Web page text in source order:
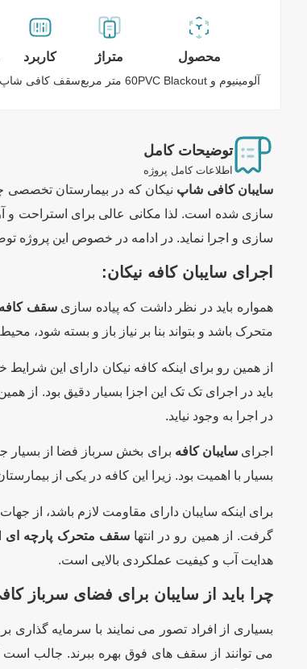
محصول
آلومینیوم و PVC Blackout
متراژ
60 متر مربع
کاربرد
سقف کافی شاپ
توضیحات کامل
اطلاعات کامل پروژه
سایبان کافی شاپ نیکان که در بیمارستان تخصصی
سازی شده است. لذا مکانی عالی برای استراحت و
سازی و اجرا نماید. در ادامه در خصوص این پروژه
اجرای سایبان کافه نیکان:
همواره باید در نظر داشت که پیاده سازیسقف کافه
متحرک باشد و بتواند بنا بر نیاز باز و بسته شود،
از همین رو برای اینکه کافه نیکان دارای این
باید در اجرای تک تک این اجزا بسیار دقیق بود.
در اجرا به وجود نیاید.
اجرایسایبان کافه برای بخش سرباز فضا از بسیار
بسیار با اهمیت بود. زیرا این کافه در یکی از
برای اینکه سایبان دارای مقاومت لازم باشد، از
گرفت. از همین رو در انتهاسقف متحرک پارچه ای
هدایت آب و کیفیت عملکردی بالایی است.
چرا باید از سایبان برای فضای سرباز
بسیاری از افراد تصور می نمایند با سرمایه
می توانند از سقف های فوق بهره ببرند. جالب است